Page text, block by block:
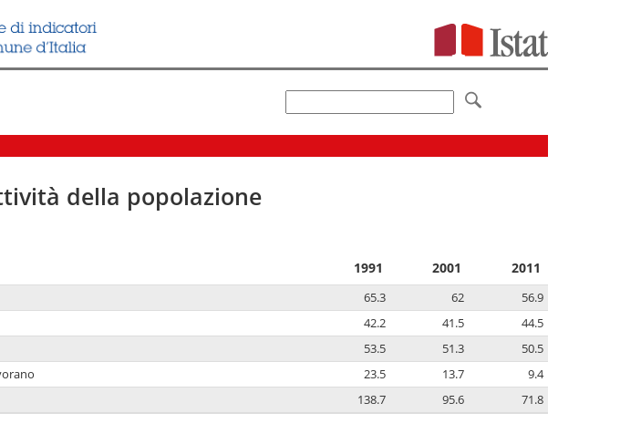
della popolazione
1991 2001 2011
65.3 62
56.9
42.2 41.5
44.5
53.5 51.3
50.5
23.5 13.7
9.4
138.7 95.6 71.8